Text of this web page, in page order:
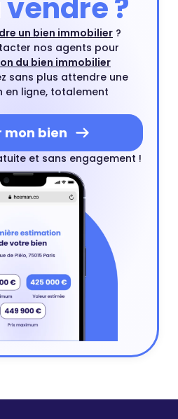
vendre ?
un bien immobilier ?
nos agents pour
du bien immobilier
sans plus attendre une
en ligne, totalement
mon bien
et sans engagement !